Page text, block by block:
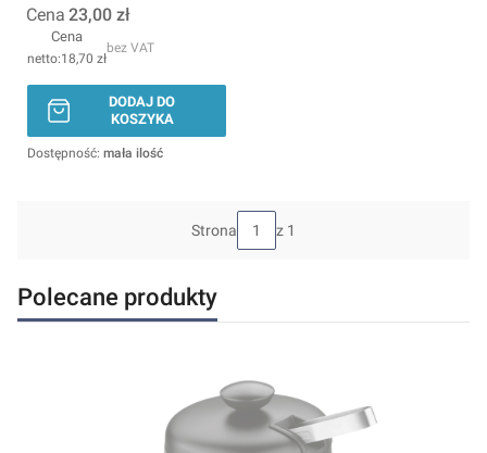
Cena 23,00 zł
Cena
18,70 zł
bez VAT
DODAJ DO
KOSZYKA
Dostępność: mała ilość
Strona z 1
Polecane produkty